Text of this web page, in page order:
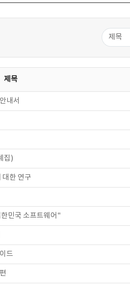
제목
내서
집)
대한 연구
민국 소프트웨어"
드